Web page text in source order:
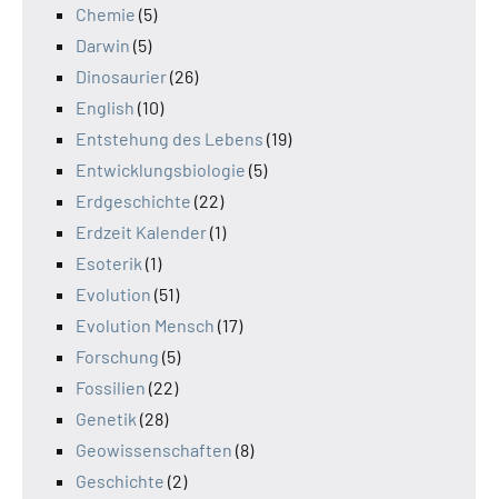
Chemie (5)
Darwin (5)
Dinosaurier(26)
English (10)
Entstehung des Lebens (19)
Entwicklungsbiologie (5)
Erdgeschichte (22)
Erdzeit Kalender(1)
Esoterik (1)
Evolution (51)
Evolution Mensch (17)
Forschung (5)
Fossilien (22)
Genetik (28)
Geowissenschaften (8)
Geschichte (2)